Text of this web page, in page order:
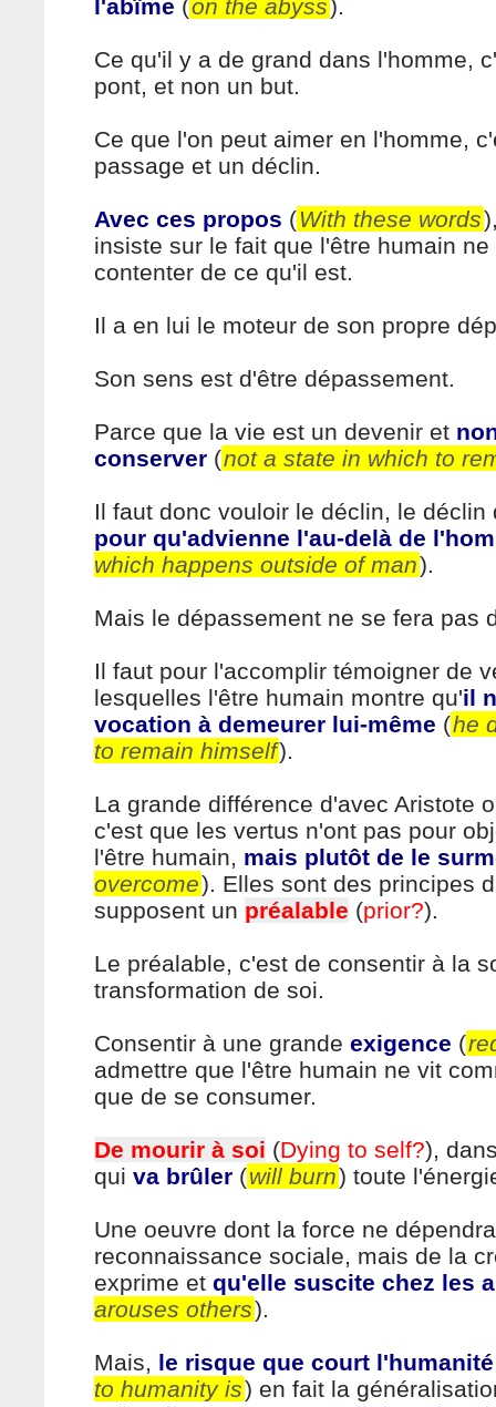
l'abîme (on the abyss).
Ce qu'il y a de grand dans l'homme,
pont, et non un but.
Ce que l'on peut aimer en l'homme,
passage et un déclin.
Avec ces propos (With these words
insiste sur le fait que l'être humain
contenter de ce qu'il est.
Il a en lui le moteur de son propre
Son sens est d'être dépassement.
Parce que la vie est un devenir et
conserver (not a state in which to
Il faut donc vouloir le déclin, le déclin
pour qu'advienne l'au-delà de
which happens outside of man).
Mais le dépassement ne se fera pas
Il faut pour l'accomplir témoigner de
lesquelles l'être humain montre qu'il
vocation à demeurer lui-même (he
to remain himself).
La grande différence d'avec Aristote
c'est que les vertus n'ont pas pour
l'être humain, mais plutôt de le
overcome). Elles sont des principes
supposent un préalable (prior?).
Le préalable, c'est de consentir à la
transformation de soi.
Consentir à une grande exigence (
admettre que l'être humain ne vit
que de se consumer.
De mourir à soi (Dying to self?),
qui va brûler (will burn) toute
Une oeuvre dont la force ne
reconnaissance sociale, mais de la
exprime et qu'elle suscite chez les
arouses others).
Mais, le risque que court
to humanity is) en fait la